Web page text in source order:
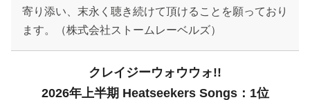
寄り添い、末永く聴き続けて頂けることを願っており
ます。（株式会社ストームレーベルズ）
クレイジーウォウウォ!!
2026年上半期 Heatseekers Songs：1位